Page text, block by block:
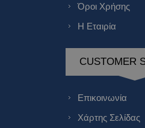
Όροι Χρήσης
Η Εταιρία
CUSTOMER
Επικοινωνία
Χάρτης Σελίδας